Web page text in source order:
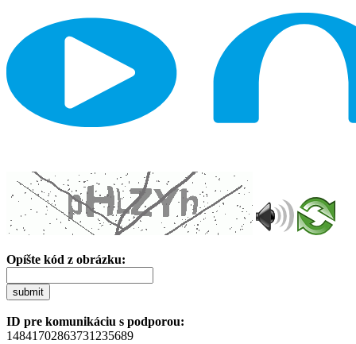
Opíšte kód z obrázku:
submit
ID pre komunikáciu s podporou:
14841702863731235689